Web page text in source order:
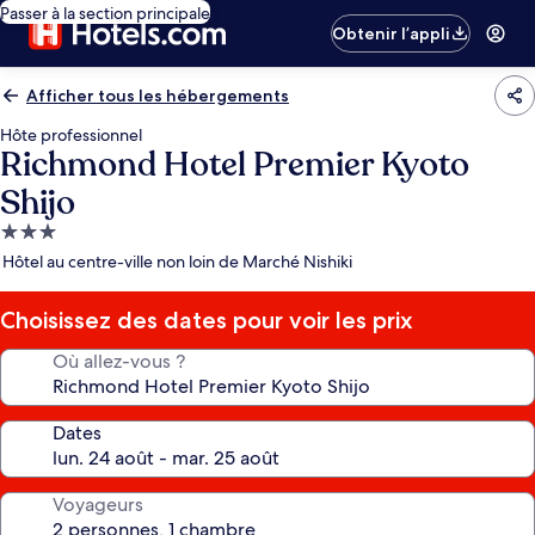
Passer à la section principale
Obtenir l’appli
Afficher tous les hébergements
Hôte professionnel
Richmond Hotel Premier Kyoto
Shijo
Hébergement
3.0 étoiles
Hôtel au centre-ville non loin de Marché Nishiki
Choisissez des dates pour voir les prix
Où allez-vous ?
Dates
Voyageurs